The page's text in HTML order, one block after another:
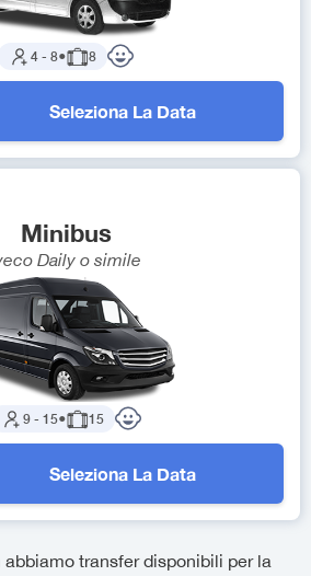
4 - 8● 8
Seleziona La Data
Minibus
Daily o simile
9 - 15● 15
Seleziona La Data
transfer disponibili per la